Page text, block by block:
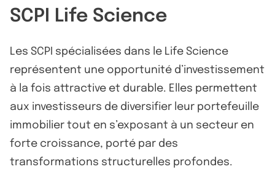
SCPI Life Science
Les SCPI spécialisées dans le Life Science
représentent une opportunité d’investissement
à la fois attractive et durable. Elles permettent
aux investisseurs de diversifier leur portefeuille
immobilier tout en s’exposant à un secteur en
forte croissance, porté par des
transformations structurelles profondes.